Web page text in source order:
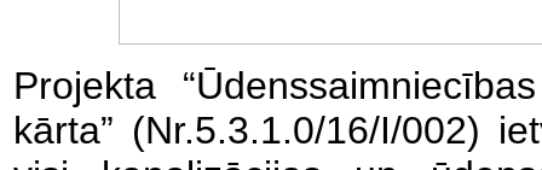
Projekta
kārta” (Nr.5.3.1.0/16/I/002)